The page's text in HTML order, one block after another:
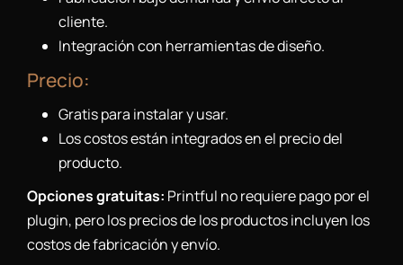
cliente.
Integración con herramientas de diseño.
Precio:
Gratis para instalar y usar.
Los costos están integrados en el precio del
producto.
Opciones gratuitas: Printful no requiere pago por el
plugin, pero los precios de los productos incluyen los
costos de fabricación y envío.